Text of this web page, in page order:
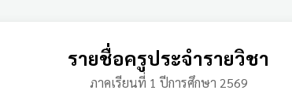
รายชื่อครูประจำรายวิชา
ภาคเรียนที่ 1 ปีการศึกษา 2569